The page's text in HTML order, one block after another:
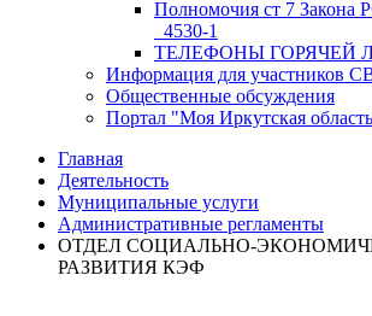
Полномочия ст 7 Закона
_4530-1
ТЕЛЕФОНЫ ГОРЯЧЕЙ
Информация для участников
Общественные обсуждения
Портал "Моя Иркутская
Главная
Деятельность
Муниципальные услуги
Административные регламенты
ОТДЕЛ СОЦИАЛЬНО-
РАЗВИТИЯ КЭФ